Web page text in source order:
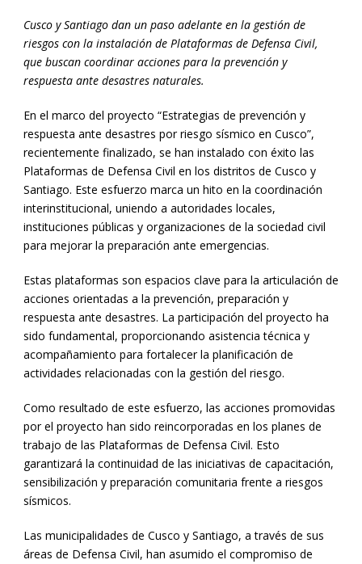
Cusco y Santiago dan un paso adelante en la gestión de
riesgos con la instalación de Plataformas de Defensa Civil,
que buscan coordinar acciones para la prevención y
respuesta ante desastres naturales.
En el marco del proyecto “Estrategias de prevención y
respuesta ante desastres por riesgo sísmico en Cusco”,
recientemente finalizado, se han instalado con éxito las
Plataformas de Defensa Civil en los distritos de Cusco y
Santiago. Este esfuerzo marca un hito en la coordinación
interinstitucional, uniendo a autoridades locales,
instituciones públicas y organizaciones de la sociedad civil
para mejorar la preparación ante emergencias.
Estas plataformas son espacios clave para la articulación de
acciones orientadas a la prevención, preparación y
respuesta ante desastres. La participación del proyecto ha
sido fundamental, proporcionando asistencia técnica y
acompañamiento para fortalecer la planificación de
actividades relacionadas con la gestión del riesgo.
Como resultado de este esfuerzo, las acciones promovidas
por el proyecto han sido reincorporadas en los planes de
trabajo de las Plataformas de Defensa Civil. Esto
garantizará la continuidad de las iniciativas de capacitación,
sensibilización y preparación comunitaria frente a riesgos
sísmicos.
Las municipalidades de Cusco y Santiago, a través de sus
áreas de Defensa Civil, han asumido el compromiso de